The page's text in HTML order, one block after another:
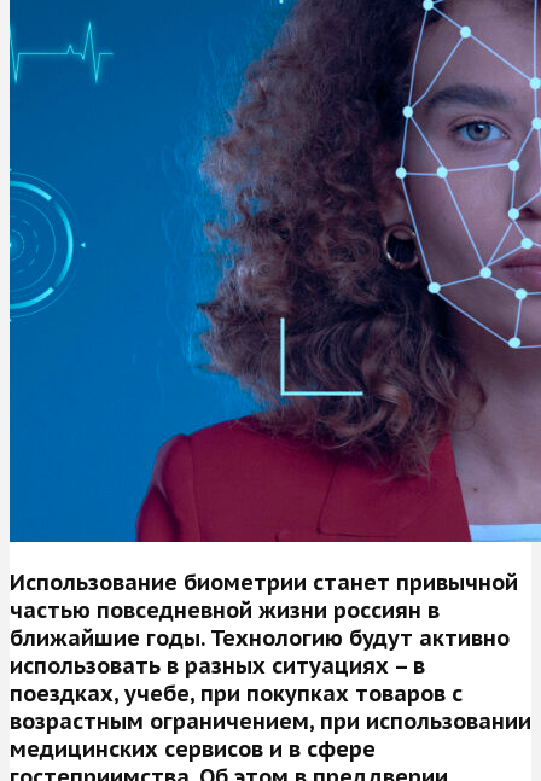
Использование биометрии станет привычной
частью повседневной жизни россиян в
ближайшие годы. Технологию будут активно
использовать в разных ситуациях – в
поездках, учебе, при покупках товаров с
возрастным ограничением, при использовании
медицинских сервисов и в сфере